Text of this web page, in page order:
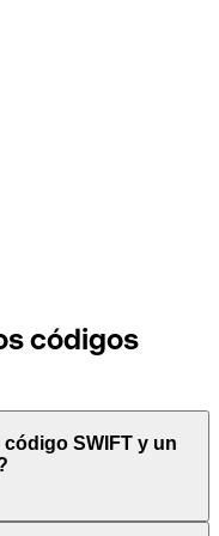
códigos
SWIFT y un